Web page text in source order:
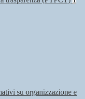
su organizzazione e